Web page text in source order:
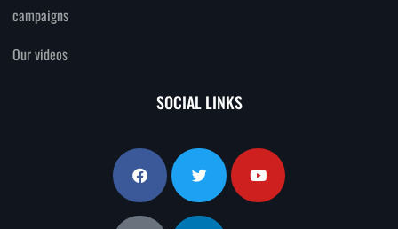
campaigns
Our videos
SOCIAL LINKS